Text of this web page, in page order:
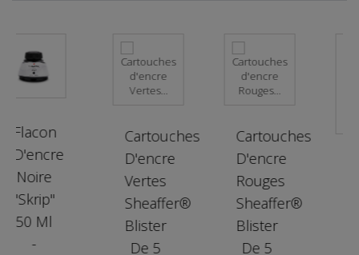
Noire
50 Ml
Cartouches
D'encre
Vertes
Sheaffer®
Blister
De 5
Cartouches
D'encre
Rouges
Sheaffer®
Blister
De 5